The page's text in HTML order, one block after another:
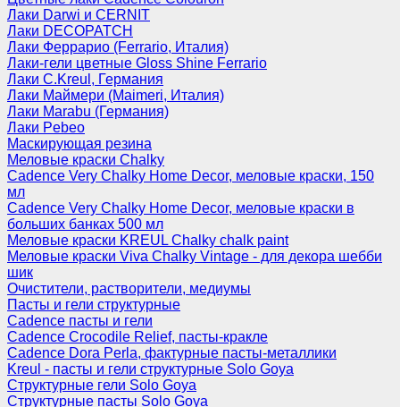
Лаки Darwi и CERNIT
Лаки DECOPATCH
Лаки Феррарио (Ferrario, Италия)
Лаки-гели цветные Gloss Shine Ferrario
Лаки C.Kreul, Германия
Лаки Маймери (Maimeri, Италия)
Лаки Marabu (Германия)
Лаки Pebeo
Маскирующая резина
Меловые краски Chalky
Cadence Very Chalky Home Decor, меловые краски, 150
мл
Cadence Very Chalky Home Decor, меловые краски в
больших банках 500 мл
Меловые краски KREUL Chalky chalk paint
Меловые краски Viva Chalky Vintage - для декора шебби
шик
Очистители, растворители, медиумы
Пасты и гели структурные
Cadence пасты и гели
Cadence Crocodile Relief, пасты-кракле
Cadence Dora Perla, фактурные пасты-металлики
Kreul - пасты и гели структурные Solo Goya
Структурные гели Solo Goya
Структурные пасты Solo Goya